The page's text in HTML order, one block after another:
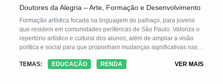
Doutores da Alegria – Arte, Formação e Desenvolvimento
Formação artística focada na linguagem do palhaço, para jovens
que residem em comunidades períféricas de São Paulo. Valoriza o
repertório artístico e cultural dos alunos, além de ampliar a visão
política e social para que proponham mudanças significativas nas
TEMAS:
EDUCAÇÃO RENDA VER MAIS